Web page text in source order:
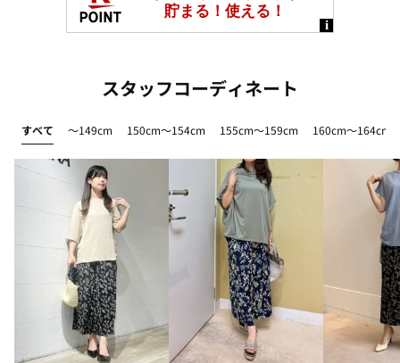
スタッフコーディネート
すべて ～149cm 150cm～154cm 155cm～159cm 160cm～164cm